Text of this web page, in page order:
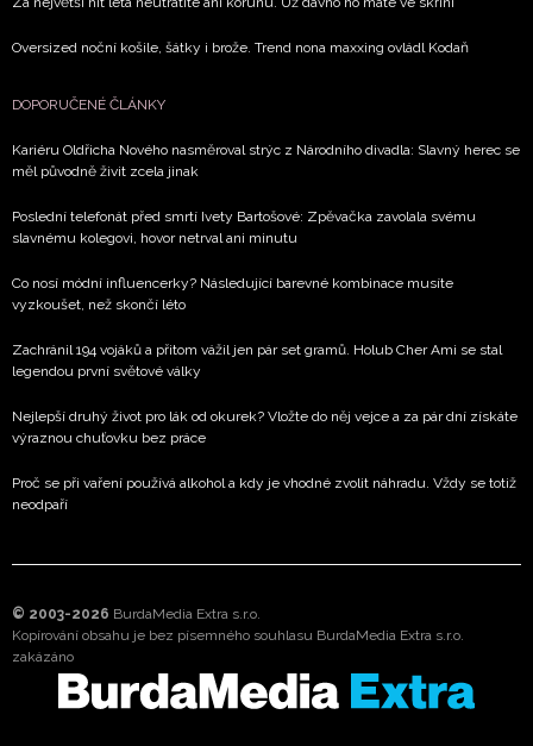
Oversized noční košile, šátky i brože. Trend nona maxxing ovládl Kodaň
DOPORUČENÉ ČLÁNKY
Kariéru Oldřicha Nového nasměroval strýc z Národního divadla: Slavný herec se
měl původně živit zcela jinak
Poslední telefonát před smrtí Ivety Bartošové: Zpěvačka zavolala svému
slavnému kolegovi, hovor netrval ani minutu
Co nosí módní influencerky? Následující barevné kombinace musíte
vyzkoušet, než skončí léto
Zachránil 194 vojáků a přitom vážil jen pár set gramů. Holub Cher Ami se stal
legendou první světové války
Nejlepší druhý život pro lák od okurek? Vložte do něj vejce a za pár dní získáte
výraznou chuťovku bez práce
Proč se při vaření používá alkohol a kdy je vhodné zvolit náhradu. Vždy se totiž
neodpaří
© 2003-2026 BurdaMedia Extra s.r.o.
Kopírování obsahu je bez písemného souhlasu BurdaMedia Extra s.r.o.
zakázáno